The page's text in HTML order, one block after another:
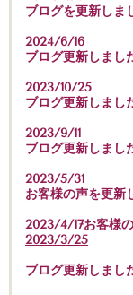
ブログを更新しま
2024/6/16
ブログ更新しまし
2023/10/25
ブログ更新しまし
2023/9/11
ブログ更新しまし
2023/5/31
お客様の声を更新
2023/4/17お客様
2023/3/25
ブログ更新しまし